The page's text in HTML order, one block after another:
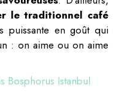
le traditionnel café
puissante en goût qui
: on aime ou on aime